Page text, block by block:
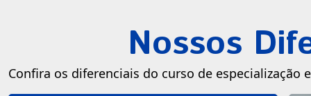
Nossos
Confira os diferenciais do curso de especialização